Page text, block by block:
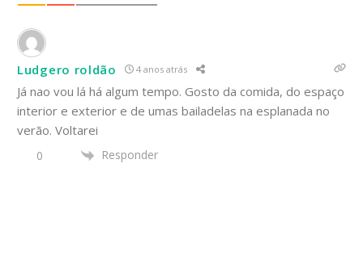
Ludgero roldão 4 anos atrás
Já nao vou lá há algum tempo. Gosto da comida, do espaço
interior e exterior e de umas bailadelas na esplanada no
verão. Voltarei
0 Responder